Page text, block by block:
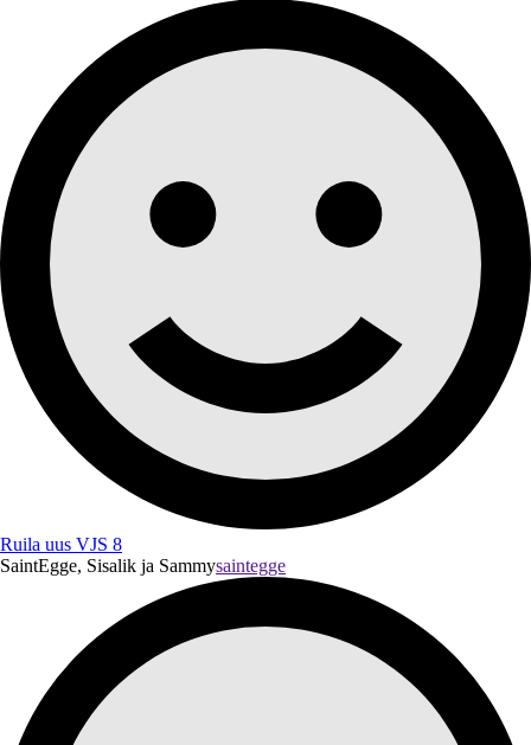
Ruila uus VJS 8
SaintEgge, Sisalik ja Sammysaintegge